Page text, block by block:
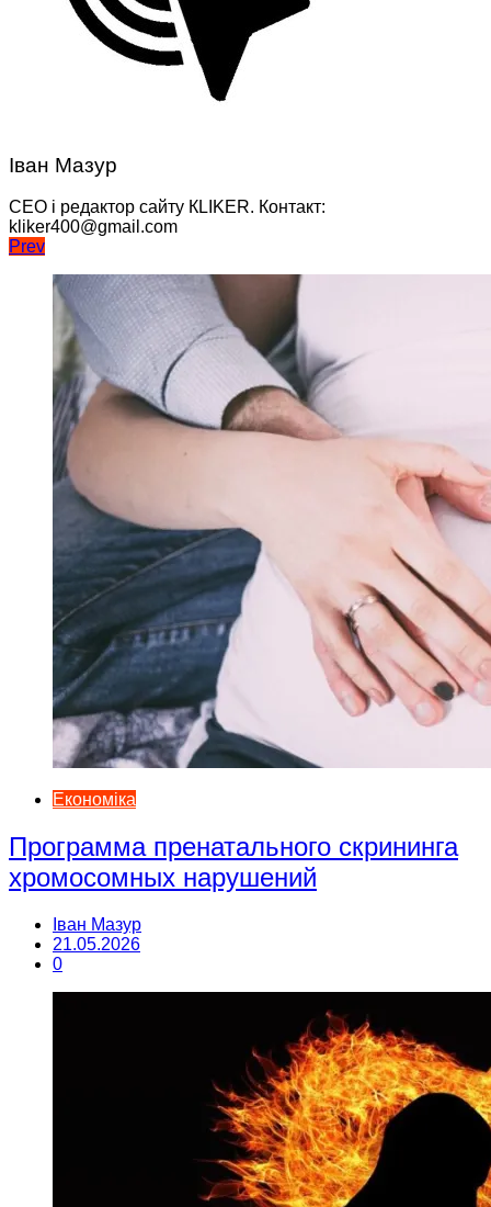
Іван Мазур
CEO і редактор сайту КLIKER. Контакт:
kliker400@gmail.com
Навігація
записів
Prev
Економіка
Программа пренатального скрининга
хромосомных нарушений
Іван Мазур
21.05.2026
0